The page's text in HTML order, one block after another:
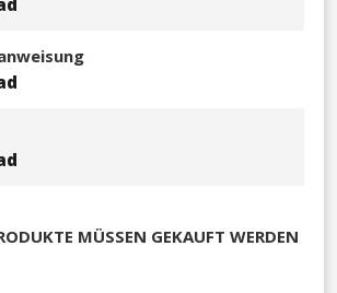
MÜSSEN GEKAUFT WERDEN